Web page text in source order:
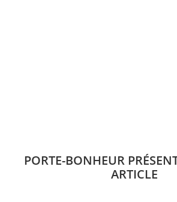
PORTE-BONHEUR
ARTICLE